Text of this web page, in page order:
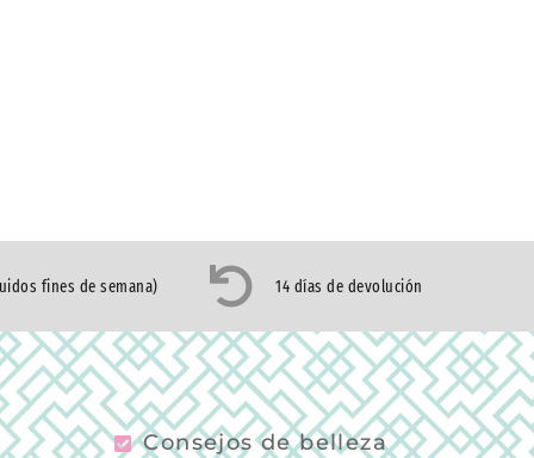
fines de semana) 14 días de devolución
Consejos de belleza